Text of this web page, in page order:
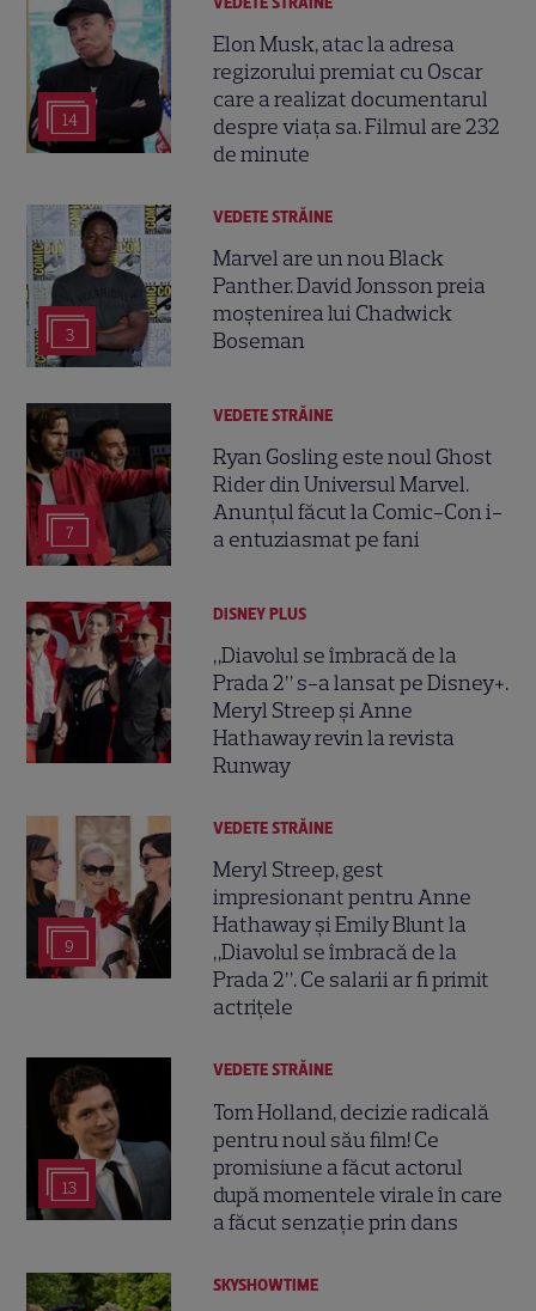
14
Elon Musk, atac la adresa
regizorului premiat cu Oscar
care a realizat documentarul
despre viața sa. Filmul are 232
de minute
3
VEDETE STRĂINE
Marvel are un nou Black
Panther. David Jonsson preia
moștenirea lui Chadwick
Boseman
7
VEDETE STRĂINE
Ryan Gosling este noul Ghost
Rider din Universul Marvel.
Anunțul făcut la Comic-Con i-
a entuziasmat pe fani
DISNEY PLUS
„Diavolul se îmbracă de la
Prada 2” s-a lansat pe Disney+.
Meryl Streep și Anne
Hathaway revin la revista
Runway
9
VEDETE STRĂINE
Meryl Streep, gest
impresionant pentru Anne
Hathaway și Emily Blunt la
„Diavolul se îmbracă de la
Prada 2”. Ce salarii ar fi primit
actrițele
13
VEDETE STRĂINE
Tom Holland, decizie radicală
pentru noul său film! Ce
promisiune a făcut actorul
după momentele virale în care
a făcut senzație prin dans
SKYSHOWTIME